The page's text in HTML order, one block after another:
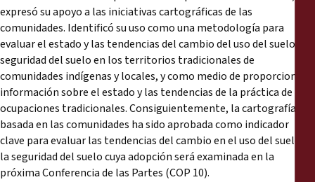
expresó su apoyo a las iniciativas cartográficas de las
comunidades. Identificó su uso como una metodología para
evaluar el estado y las tendencias del cambio del uso del suelo y la
seguridad del suelo en los territorios tradicionales de
comunidades indígenas y locales, y como medio de proporcionar
información sobre el estado y las tendencias de la práctica de
ocupaciones tradicionales. Consiguientemente, la cartografía
basada en las comunidades ha sido aprobada como indicador
clave para evaluar las tendencias del cambio en el uso del suelo y
la seguridad del suelo cuya adopción será examinada en la
próxima Conferencia de las Partes (COP 10).